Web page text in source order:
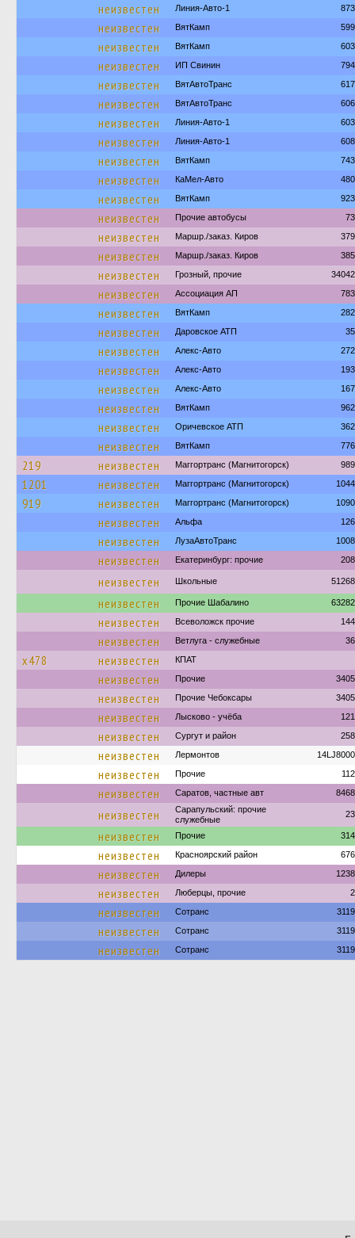
неизвестен Линия-Авто-1
неизвестен ВятКамп
неизвестен ВятКамп
неизвестен ИП Свинин
неизвестен ВятАвтоТранс
неизвестен ВятАвтоТранс
неизвестен Линия-Авто-1
неизвестен Линия-Авто-1
неизвестен ВятКамп
неизвестен КаМел-Авто
неизвестен ВятКамп
неизвестен Прочие автобусы
неизвестен Маршр./заказ. Киров
неизвестен Маршр./заказ. Киров
неизвестен Грозный, прочие
неизвестен Ассоциация АП
неизвестен ВятКамп
неизвестен Даровское АТП
неизвестен Алекс-Авто
неизвестен Алекс-Авто
неизвестен Алекс-Авто
неизвестен ВятКамп
неизвестен Оричевское АТП
неизвестен ВятКамп
219 неизвестен Маггортранс (Магнитогорск)
1201 неизвестен Маггортранс (Магнитогорск)
919 неизвестен Маггортранс (Магнитогорск)
неизвестен Альфа
неизвестен ЛузаАвтоТранс
неизвестен Екатеринбург: прочие
неизвестен Школьные
неизвестен Прочие Шабалино
неизвестен Всеволожск прочие
неизвестен Ветлуга - служебные
х478 неизвестен КПАТ
неизвестен Прочие
неизвестен Прочие Чебоксары
неизвестен Лысково - учёба
неизвестен Сургут и район
неизвестен Лермонтов
неизвестен Прочие
неизвестен Саратов, частные авт
неизвестен
Сарапульский: прочие
служебные
неизвестен Прочие
неизвестен Красноярский район
неизвестен Дилеры
неизвестен Люберцы, прочие
неизвестен Сотранс
неизвестен Сотранс
неизвестен Сотранс